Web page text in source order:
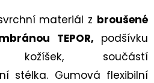
materiál z broušené
TEPOR, podšívku
součástí
stélka. Gumová flexibilní